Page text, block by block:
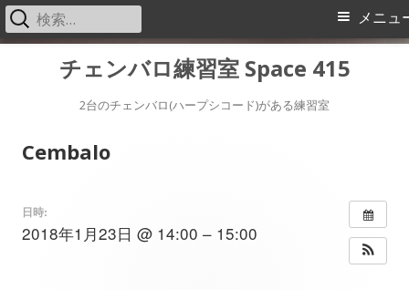
チェンバロ練習室 Space 415
2台のチェンバロ(ハープシコード)がある練習室
メ
メニュ
検
索:
Cembalo
日時:
2018年1月23日 @ 14:00 – 15:00